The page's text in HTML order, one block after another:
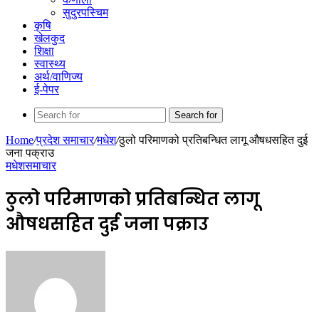
सुदुरपस्चिम
कृषि
खेलकुद
शिक्षा
स्वास्थ्य
अर्थ/वाणिज्य
ई-पेपर
Search for
Home/प्रदेश समाचार/मधेश/ठुलो परिमाणको प्रतिबन्धित लागू औषधसहित दुई
जना पक्राउ
मधेशसमाचार
ठुलो परिमाणको प्रतिबन्धित लागू
औषधसहित दुई जना पक्राउ